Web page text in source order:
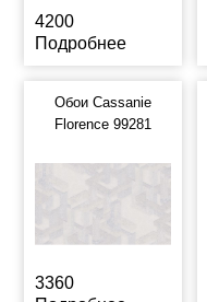
4200
Подробнее
Обои Cassanie
Florence 99281
3360